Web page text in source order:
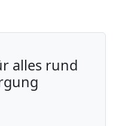
alles rund